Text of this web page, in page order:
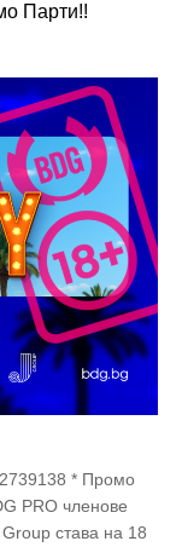
Парти!!
* Промо
PRO членове
става на 18